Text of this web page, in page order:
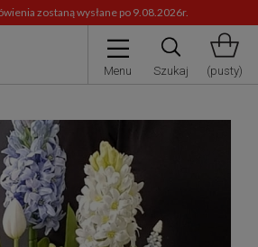
zostaną wysłane po 9.08.2026r.
Menu Szukaj (pusty)